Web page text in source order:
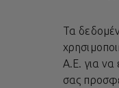
Τα
A.E. για
σας